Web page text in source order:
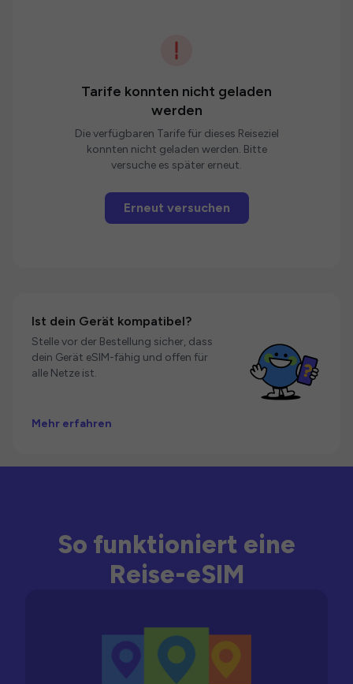
Tarife konnten nicht geladen
werden
Die verfügbaren Tarife für dieses Reiseziel
konnten nicht geladen werden. Bitte
versuche es später erneut.
Erneut versuchen
Ist dein Gerät kompatibel?
Stelle vor der Bestellung sicher, dass
dein Gerät eSIM-fähig und offen für
alle Netze ist.
Mehr erfahren
So funktioniert eine
Reise-eSIM